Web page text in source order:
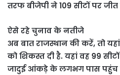
तरफ बीजेपी ने 109 सीटों पर जीत
ऐसे रहे चुनाव के नतीजे
अब बात राजस्थान की करें, तो
को शिकस्त दी है. यहां वह 99
जादुई आंकड़े के लगभग पास पहुंच